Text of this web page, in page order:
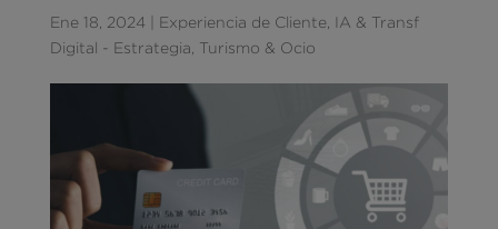
Ene 18, 2024| Experiencia de Cliente, IA & Transf
Digital - Estrategia Turismo & Ocio